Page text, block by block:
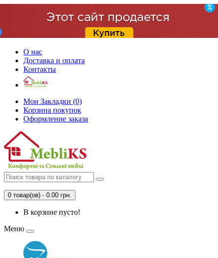
О нас
Доставка и оплата
Контакты
Мои Закладки (0)
Корзина покупок
Оформление заказа
0 товар(ов) - 0.00 грн.
В корзине пусто!
Меню